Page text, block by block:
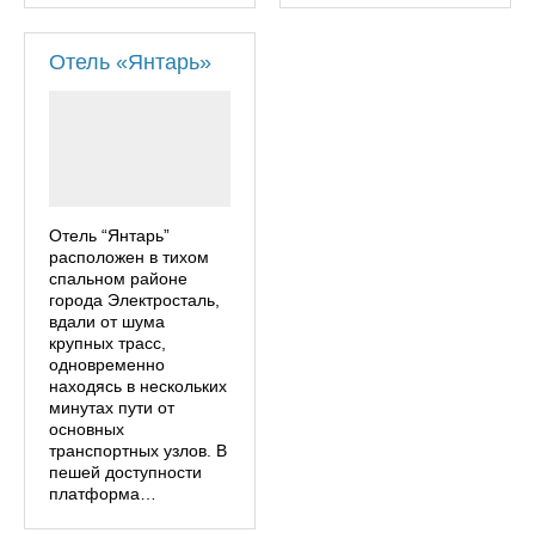
Отель «Янтарь»
Отель “Янтарь”
расположен в тихом
спальном районе
города Электросталь,
вдали от шума
крупных трасс,
одновременно
находясь в нескольких
минутах пути от
основных
транспортных узлов. В
пешей доступности
платформа…